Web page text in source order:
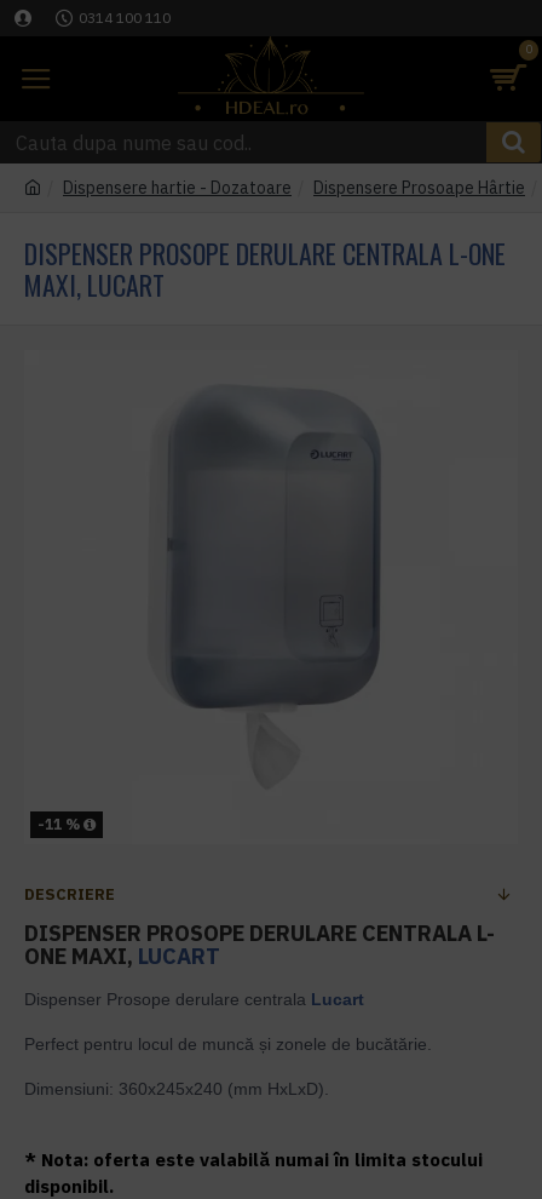
0314 100 110
0
Dispensere hartie - Dozatoare Dispensere Prosoape Hârtie
DISPENSER PROSOPE DERULARE CENTRALA L-ONE
MAXI, LUCART
-11 %
DESCRIERE
DISPENSER PROSOPE DERULARE CENTRALA L-
ONE MAXI, LUCART
Dispenser Prosope derulare centrala Lucart
Perfect pentru locul de muncă și zonele de bucătărie.
Dimensiuni: 360x245x240 (mm HxLxD).
* Nota: oferta este valabilă numai în limita stocului
disponibil.